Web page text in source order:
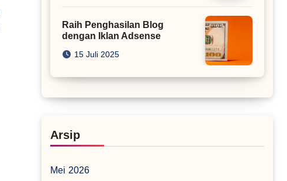
Raih Penghasilan Blog
dengan Iklan Adsense
15 Juli 2025
Arsip
Mei 2026